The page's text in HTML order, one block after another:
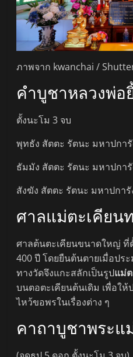
ภาพจาก kwanchai /
คำบูชาหลวงพ่อ
ตั้งนะโม 3 จบ
พุทธัง สัตตะ รัตนะ มหาปกา
ธัมมัง สัตตะ รัตนะ มหาปกา
สังฆัง สัตตะ รัตนะ มหาปกา
ศาลแม่ตะเคียน
ศาลต้นตะเคียนขนาดใหญ่ ที่
400 ปี โดยยืนต้นตายเมื่อปร
ทางวัดจึงแกะสลักเป็นรูปแม่
บนตอตะเคียนต้นเดิม เพื่อใ
ไหว้ขอพรในเรื่องต่าง ๆ
คาถาบูชาพระแ